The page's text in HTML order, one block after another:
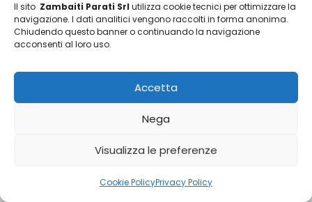
Il sito Zambaiti Parati Srl utilizza cookie tecnici per ottimizzare la
navigazione. I dati analitici vengono raccolti in forma anonima.
Chiudendo questo banner o continuando la navigazione
acconsenti al loro uso.
Accetta
Nega
Visualizza le preferenze
Cookie PolicyPrivacy Policy
Automobili Lamborghini 2